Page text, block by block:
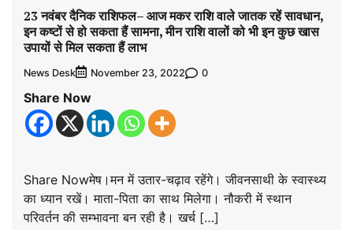
23 नवंबर दैनिक राशिफल– आज मकर राशि वाले जातक रहें सावधान,
इन कष्टों से हो सकता हैं सामना, मीन राशि वालों को भी इन कुछ खास
उपायों से मिल सकता हैं लाभ
News Desk November 23, 2022 0
Share Now
Share Nowमेष।मन में उतार-चढ़ाव रहेंगे। जीवनसाथी के स्वास्थ्य
का ध्यान रखें। माता-पिता का साथ मिलेगा। नौकरी में स्थान
परिवर्तन की सम्भावना बन रही है। खर्च […]